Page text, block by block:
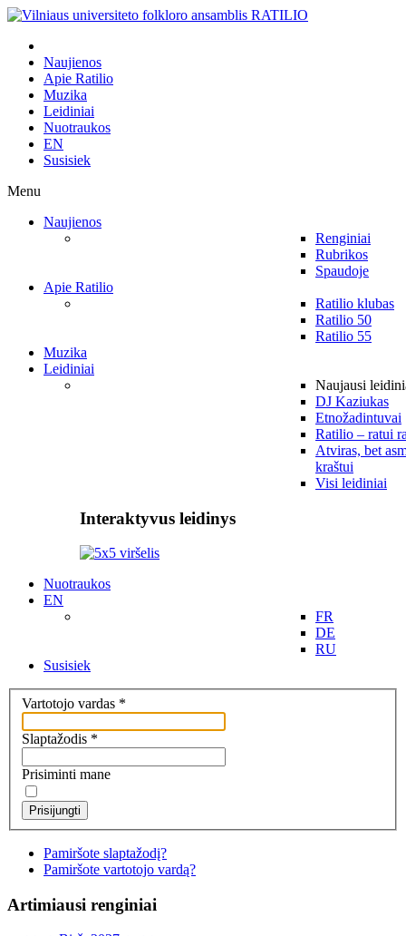
Naujienos
Apie Ratilio
Muzika
Leidiniai
Nuotraukos
EN
Susisiek
Menu
Naujienos
Renginiai
Rubrikos
Spaudoje
Apie Ratilio
Ratilio klubas
Ratilio 50
Ratilio 55
Muzika
Leidiniai
Naujausi
DJ Kaziukas
Etnožadintuvai
Ratilio – ratui
Atviras, bet
kraštui
Visi leidiniai
Interaktyvus leidinys
Nuotraukos
EN
FR
DE
RU
Susisiek
Vartotojo vardas *
Slaptažodis *
Prisiminti mane
Prisijungti
Pamiršote slaptažodį?
Pamiršote vartotojo vardą?
Artimiausi renginiai